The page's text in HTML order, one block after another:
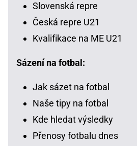
Slovenská repre
Česká repre U21
Kvalifikace na ME U21
Sázení na fotbal:
Jak sázet na fotbal
Naše tipy na fotbal
Kde hledat výsledky
Přenosy fotbalu dnes